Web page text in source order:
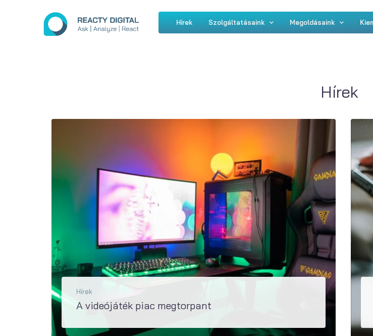
Hírek Szolgáltatásaink Megoldásaink
Hírek
Hírek
A videójáték piac megtorpant